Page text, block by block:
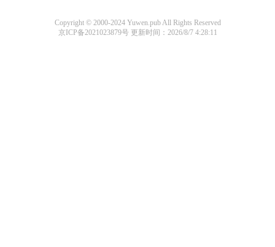
Copyright © 2000-2024 Yuwen.pub All Rights Reserved
京ICP备2021023879号更新时间：2026/8/7 4:28:11